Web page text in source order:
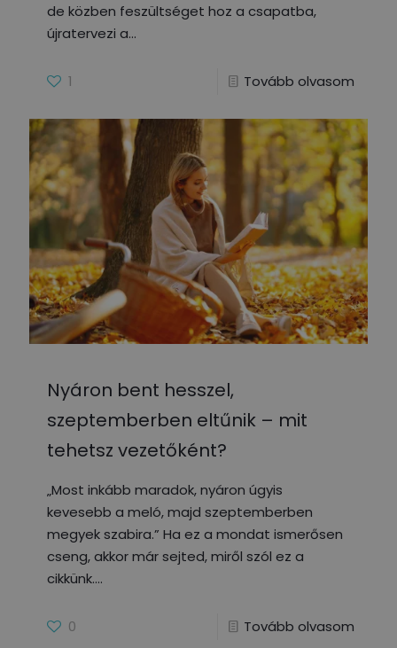
de közben feszültséget hoz a csapatba,
újratervezi a
1 Tovább olvasom
Nyáron bent hesszel,
szeptemberben eltűnik – mit
tehetsz vezetőként?
„Most inkább maradok, nyáron úgyis
kevesebb a meló, majd szeptemberben
megyek szabira.” Ha ez a mondat ismerősen
cseng, akkor már sejted, miről szól ez a
cikkünk.
0 Tovább olvasom